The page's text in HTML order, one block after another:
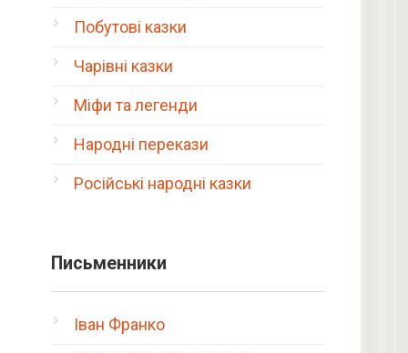
Побутові казки
Чарівні казки
Міфи та легенди
Народні перекази
Російські народні казки
Письменники
Іван Франко